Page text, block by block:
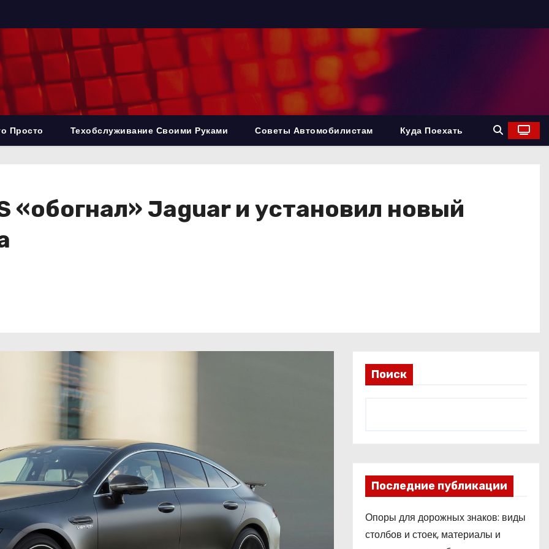
Просто Техобслуживание Своими Руками Советы Автомобилистам Куда Поехать
«обогнал» Jaguar и установил новый
Поиск
Последние публикации
Опоры для дорожных знаков: виды
столбов и стоек, материалы и